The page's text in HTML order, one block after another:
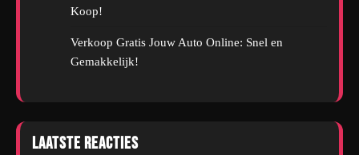
Koop!
Verkoop Gratis Jouw Auto Online: Snel en
Gemakkelijk!
Laatste reacties